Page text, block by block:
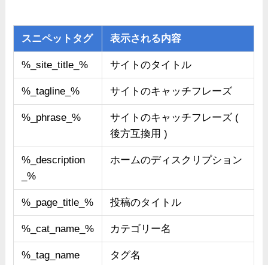
スニペットタグ 表示される内容
%_site_title_% サイトのタイトル
%_tagline_% サイトのキャッチフレーズ
%_phrase_%
サイトのキャッチフレーズ (
後方互換用 )
%_description
_%
ホームのディスクリプション
%_page_title_% 投稿のタイトル
%_cat_name_% カテゴリー名
%_tag_name
タグ名